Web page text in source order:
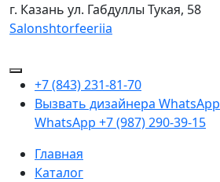
г. Казань ул. Габдуллы Тукая, 58
Salonshtorfeeriia
+7 (843) 231-81-70
Вызвать дизайнера WhatsApp
WhatsApp +7 (987) 290-39-15
Главная
Каталог